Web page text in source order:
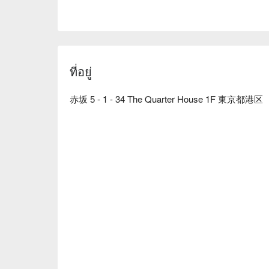
ที่อยู่
赤坂 5 - 1 - 34 The Quarter House 1F 東京都港区